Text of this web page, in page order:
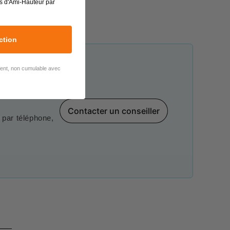
par téléphone,
Contacter un conseiller
d'Ami-Hauteur par
non cumulable avec